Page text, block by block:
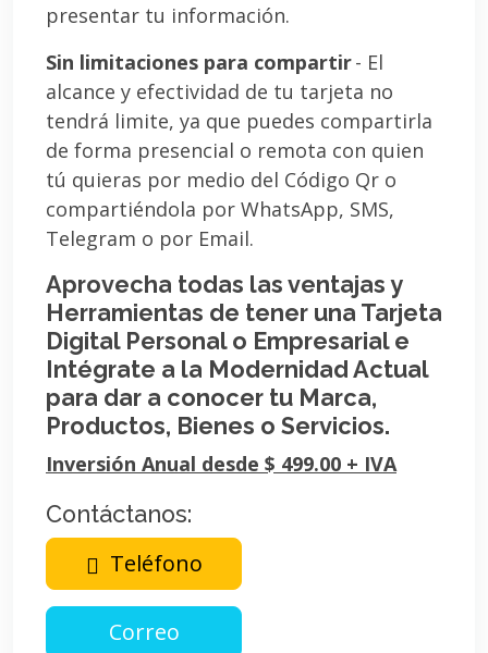
presentar tu información.
Sin limitaciones para compartir- El
alcance y efectividad de tu tarjeta no
tendrá limite, ya que puedes compartirla
de forma presencial o remota con quien
tú quieras por medio del Código Qr o
compartiéndola por WhatsApp, SMS,
Telegram o por Email.
Aprovecha todas las ventajas y
Herramientas de tener una Tarjeta
Digital Personal o Empresarial e
Intégrate a la Modernidad Actual
para dar a conocer tu Marca,
Productos, Bienes o Servicios.
Inversión Anual desde $ 499.00 + IVA
Contáctanos:
Teléfono